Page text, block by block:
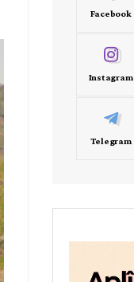
Facebook
Instagram
Telegram